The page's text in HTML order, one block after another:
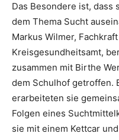
Das Besondere ist, dass
dem Thema Sucht
Markus Wilmer,
Kreisgesundheitsamt,
zusammen mit Birthe
dem Schulhof getroffen.
erarbeiteten sie
Folgen eines
sie mit einem Kettcar